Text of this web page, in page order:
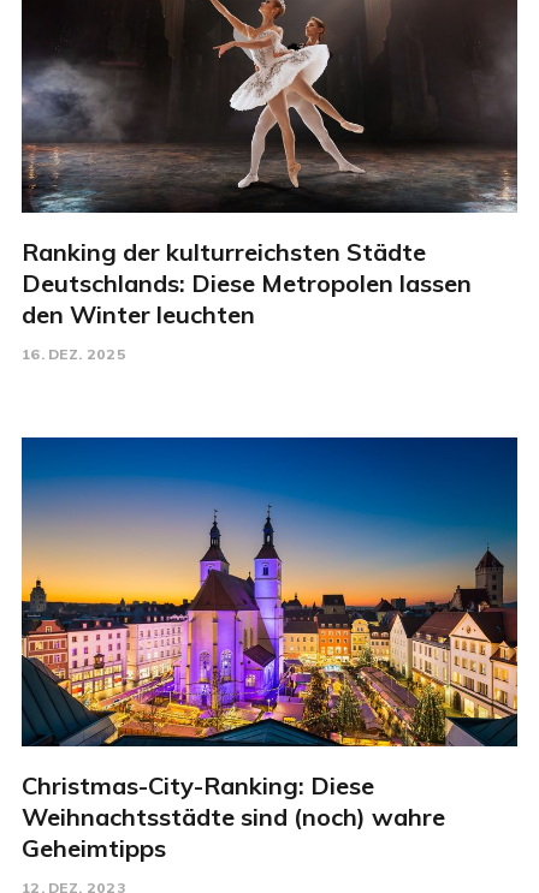
Ranking der kulturreichsten Städte
Deutschlands: Diese Metropolen lassen
den Winter leuchten
16. DEZ. 2025
Christmas-City-Ranking: Diese
Weihnachtsstädte sind (noch) wahre
Geheimtipps
12. DEZ. 2023